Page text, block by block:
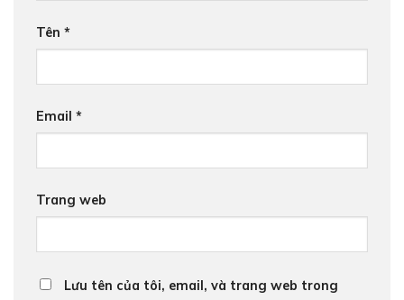
Tên *
Email *
Trang web
Lưu tên của tôi, email, và trang web trong